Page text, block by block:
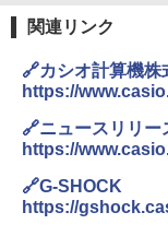
関連リンク
🔗カシオ計算機株
https://
🔗ニュースリリー
https://
🔗G-SHOCK
https://